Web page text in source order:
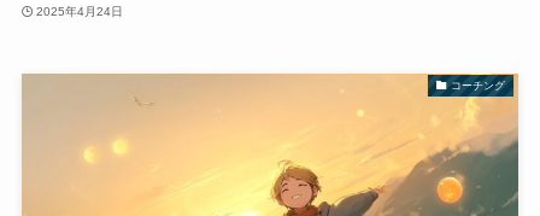
2025年4月24日
コーチング